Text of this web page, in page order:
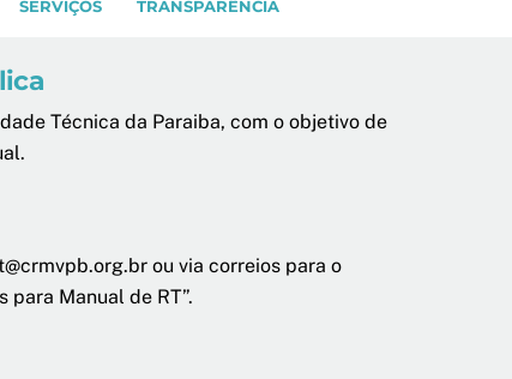
SERVIÇOS TRANSPARÊNCIA
Técnica da Paraiba, com o objetivo de
ou via correios para o
para Manual de RT”.